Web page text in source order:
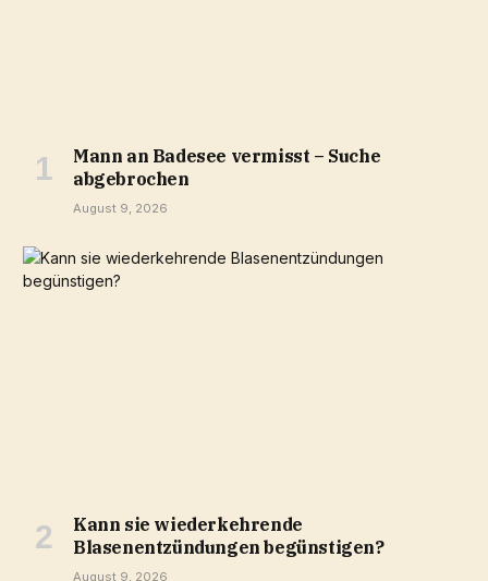
Mann an Badesee vermisst – Suche
abgebrochen
August 9, 2026
Kann sie wiederkehrende
Blasenentzündungen begünstigen?
August 9, 2026